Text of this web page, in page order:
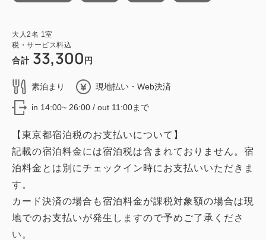
大人 2名 1 室
税・サービス料込
合計 33,300 円
素泊まり 現地払い・Web決済
in 14:00~ 26:00 / out 11:00まで
【東京都宿泊税のお支払いについて】
記載の宿泊料金には宿泊税は含まれておりません。宿
泊料金とは別にチェックイン時にお支払いいただきま
す。
カード決済の場合も宿泊料金が課税対象額の場合は現
地でのお支払いが発生しますので予めご了承くださ
い。